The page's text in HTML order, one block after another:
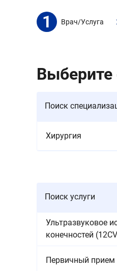
1 Врач/Услуга
Выберите
Поиск
Хирургия
Поиск услуги
Ультразвуковое
конечностей
Первичный прием